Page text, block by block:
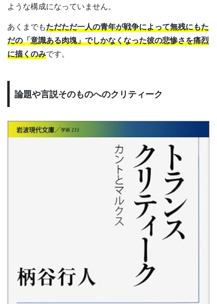
ような構成になっていません。
あくまでもただただ一人の青年が戦争によって無残にもた
だの「意識ある肉塊」でしかなくなった彼の悲惨さを痛烈
に描くのみです。
論題や言説そのものへのクリティーク